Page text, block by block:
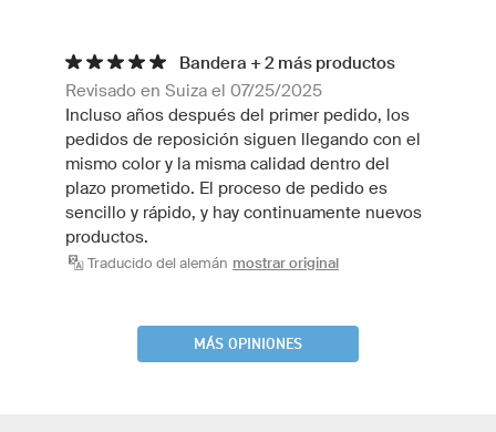
Bandera + 2 más productos
Revisado en Suiza el 07/25/2025
Incluso años después del primer pedido, los
pedidos de reposición siguen llegando con el
mismo color y la misma calidad dentro del
plazo prometido. El proceso de pedido es
sencillo y rápido, y hay continuamente nuevos
productos.
Traducido del alemán mostrar original
MÁS OPINIONES